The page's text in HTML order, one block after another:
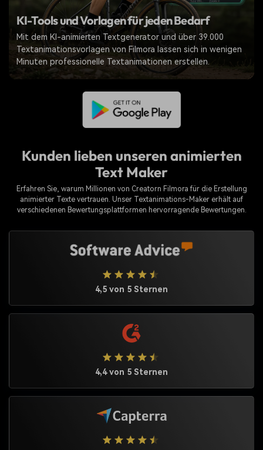
KI-Tools und Vorlagen für jeden Bedarf
Mit dem KI-animierten Textgenerator und über 39.000
Textanimationsvorlagen von Filmora lassen sich in wenigen
Minuten professionelle Textanimationen erstellen.
Kunden lieben unseren animierten
Text Maker
Erfahren Sie, warum Millionen von Creatorn Filmora für die Erstellung
animierter Texte vertrauen. Unser Textanimations-Maker erhält auf
verschiedenen Bewertungsplattformen hervorragende Bewertungen.
4,5 von 5 Sternen
4,4 von 5 Sternen